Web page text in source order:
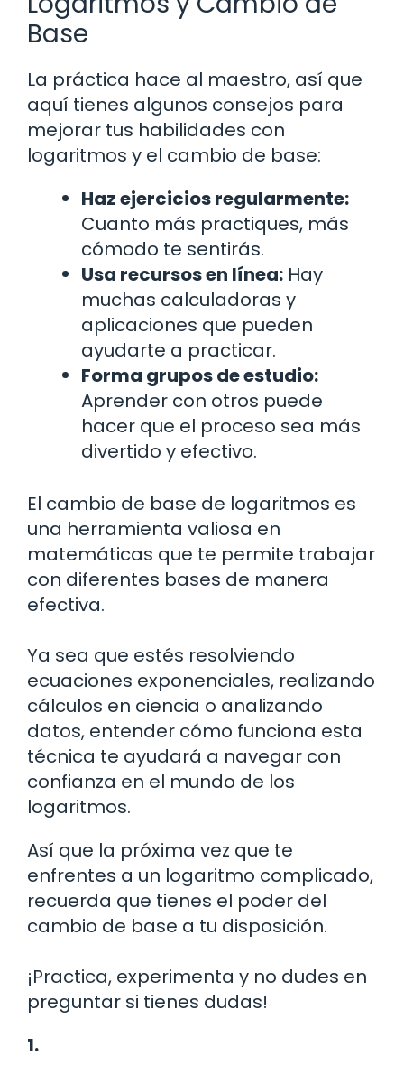
Base
La práctica hace al maestro, así que
aquí tienes algunos consejos para
mejorar tus habilidades con
logaritmos y el cambio de base:
Haz ejercicios regularmente:
Cuanto más practiques, más
cómodo te sentirás.
Usa recursos en línea: Hay
muchas calculadoras y
aplicaciones que pueden
ayudarte a practicar.
Forma grupos de estudio:
Aprender con otros puede
hacer que el proceso sea más
divertido y efectivo.
El cambio de base de logaritmos es
una herramienta valiosa en
matemáticas que te permite trabajar
con diferentes bases de manera
efectiva.
Ya sea que estés resolviendo
ecuaciones exponenciales, realizando
cálculos en ciencia o analizando
datos, entender cómo funciona esta
técnica te ayudará a navegar con
confianza en el mundo de los
logaritmos.
Así que la próxima vez que te
enfrentes a un logaritmo complicado,
recuerda que tienes el poder del
cambio de base a tu disposición.
¡Practica, experimenta y no dudes en
preguntar si tienes dudas!
1.